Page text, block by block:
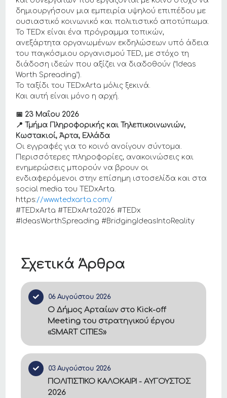
Σχετικά Άρθρα
06 Αυγούστου 2026
Ο Δήμος Αρταίων στο Kick-off
Meeting του στρατηγικού έργου
«SMART CITIES»
03 Αυγούστου 2026
ΠΟΛΙΤΙΣΤΙΚΟ ΚΑΛΟΚΑΙΡΙ - ΑΥΓΟΥΣΤΟΣ
2026
δημιουργήσουν μια εμπειρία υψηλού επιπέδου με
ουσιαστικό κοινωνικό και πολιτιστικό αποτύπωμα.
Το TEDx είναι ένα πρόγραμμα τοπικών,
ανεξάρτητα οργανωμένων εκδηλώσεων υπό άδεια
του παγκόσμιου οργανισμού TED, με στόχο τη
διάδοση ιδεών που αξίζει να διαδοθούν (“Ideas
Worth Spreading”).
Το ταξίδι του TEDxArta μόλις ξεκινά.
Και αυτή είναι μόνο η αρχή.
📅 23 Μαΐου 2026
📍 Τμήμα Πληροφορικής και Τηλεπικοινωνιών,
Κωστακιοί, Άρτα, Ελλάδα
Οι εγγραφές για το κοινό ανοίγουν σύντομα.
Περισσότερες πληροφορίες, ανακοινώσεις και
ενημερώσεις μπορούν να βρουν οι
ενδιαφερόμενοι στην επίσημη ιστοσελίδα και στα
social media του TEDxArta.
https://www.tedxarta.com/
#TEDxArta #TEDxArta2026 #TEDx
#IdeasWorthSpreading #BridgingIdeasIntoReality